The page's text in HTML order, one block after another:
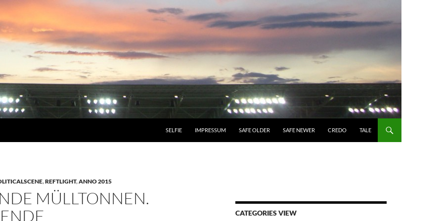
SELFIE IMPRESSUM SAFE OLDER SAFE NEWER CREDO TALE
,REFTLIGHT,ANNO 2015
MÜLLTONNEN.
CATEGORIES VIEW